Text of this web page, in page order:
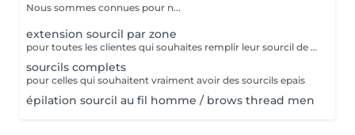
Nous sommes connues pour n...
extension sourcil par zone
pour toutes les clientes qui souhaites remplir leur sourcil de facon temporaire et naturel cette prestation est faites pour vous
sourcils complets
pour celles qui souhaitent vraiment avoir des sourcils epais
épilation sourcil au fil homme / brows thread men